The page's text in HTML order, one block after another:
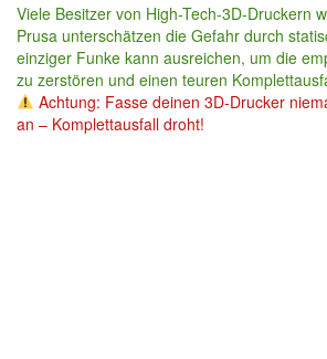
Viele Besitzer von High-Tech-3D-Druckern
Prusa unterschätzen die Gefahr durch
einziger Funke kann ausreichen, um die
zu zerstören und einen teuren
Achtung: Fasse deinen 3D-Drucker
an – Komplettausfall droht!